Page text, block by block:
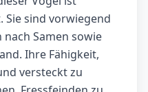
Sie sind vorwiegend
Samen sowie
Ihre Fähigkeit,
versteckt zu